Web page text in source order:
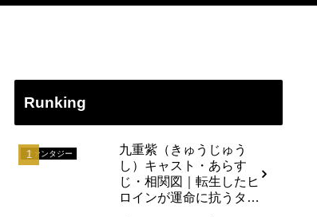
Runking
ファンタジー
九重紫（きゅうじゅう
し）キャスト・あらす
じ・相関図｜転生したヒ
ロインが運命に抗うタイ